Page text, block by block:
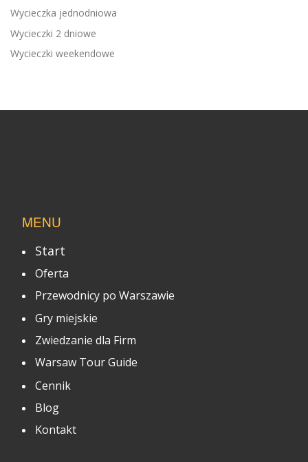
Wycieczka jednodniowa
Wycieczki 2 dniowe
Wycieczki weekendowe
MENU
Start
Oferta
Przewodnicy po Warszawie
Gry miejskie
Zwiedzanie dla Firm
Warsaw Tour Guide
Cennik
Blog
Kontakt